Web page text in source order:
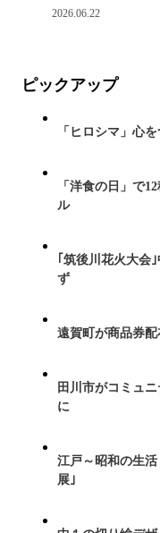
2026.06.22
ピックアップ
「ヒロシマ」心
「洋食の日」で
ル
｢筑後川花火大
ず
遠賀町が商品券配
田川市がコミュ
に
江戸～昭和の生
展｣